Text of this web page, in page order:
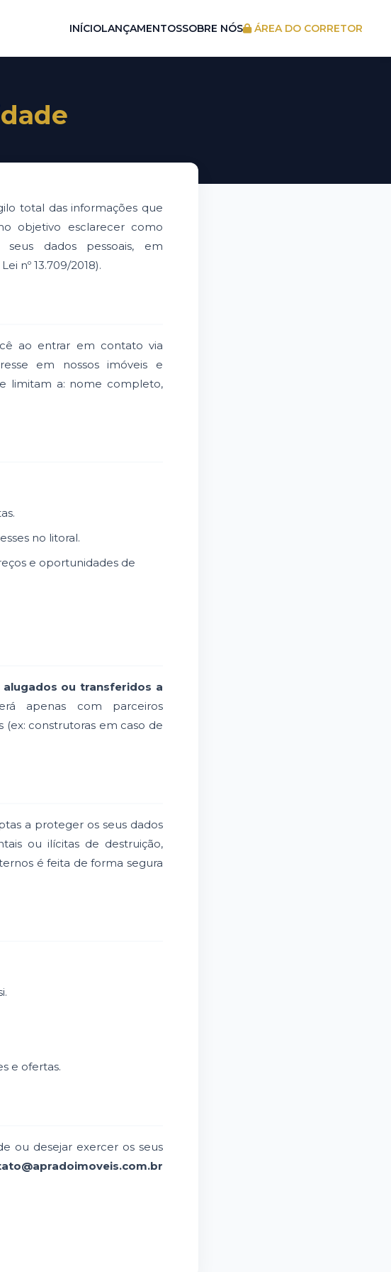
INÍCIOLANÇAMENTOSSOBRE NÓS ÁREA DO CORRETOR
total das informações que
objetivo esclarecer como
seus dados pessoais, em
nº 13.709/2018).
ao entrar em contato via
em nossos imóveis e
limitam a: nome completo,
no litoral.
e oportunidades de
ou transferidos a
apenas com parceiros
(ex: construtoras em caso de
a proteger os seus dados
ou ilícitas de destruição,
é feita de forma segura
e ofertas.
ou desejar exercer os seus